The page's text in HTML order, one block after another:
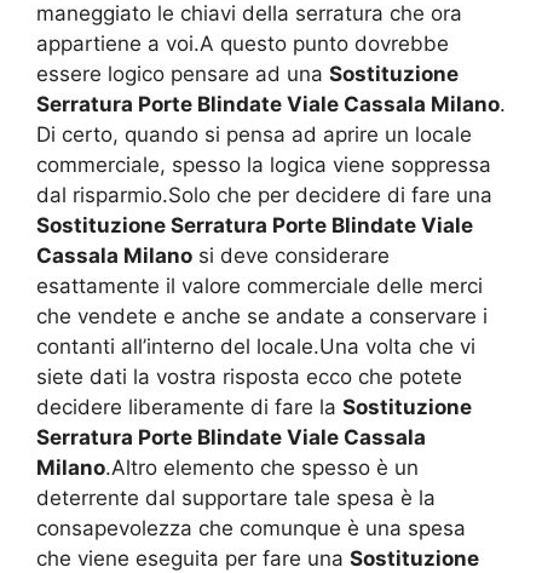
maneggiato le chiavi della serratura che ora
appartiene a voi.A questo punto dovrebbe
essere logico pensare ad una Sostituzione
Serratura Porte Blindate Viale Cassala Milano.
Di certo, quando si pensa ad aprire un locale
commerciale, spesso la logica viene soppressa
dal risparmio.Solo che per decidere di fare una
Sostituzione Serratura Porte Blindate Viale
Cassala Milano si deve considerare
esattamente il valore commerciale delle merci
che vendete e anche se andate a conservare i
contanti all’interno del locale.Una volta che vi
siete dati la vostra risposta ecco che potete
decidere liberamente di fare la Sostituzione
Serratura Porte Blindate Viale Cassala
Milano.Altro elemento che spesso è un
deterrente dal supportare tale spesa è la
consapevolezza che comunque è una spesa
che viene eseguita per fare una Sostituzione